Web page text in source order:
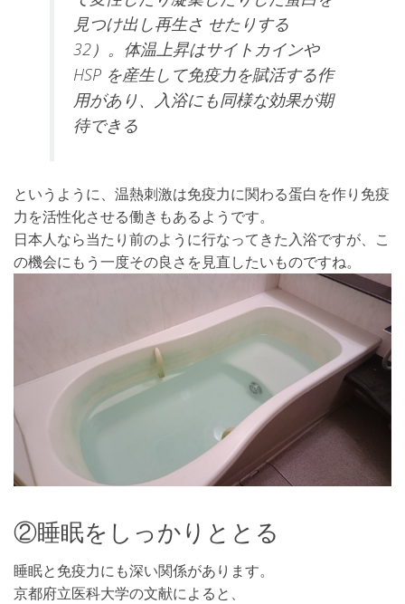
見つけ出し再生さ せたりする
32）。体温上昇はサイトカインや
HSP を産生して免疫力を賦活する作
用があり、入浴にも同様な効果が期
待できる
というように、温熱刺激は免疫力に関わる蛋白を作り免疫
力を活性化させる働きもあるようです。
日本人なら当たり前のように行なってきた入浴ですが、こ
の機会にもう一度その良さを見直したいものですね。
②睡眠をしっかりととる
睡眠と免疫力にも深い関係があります。
京都府立医科大学の文献によると、